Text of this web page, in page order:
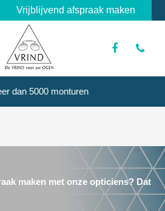
dan 5000 monturen
maken met onze opticiens? Dat
Vrijblijvend afspraak maken